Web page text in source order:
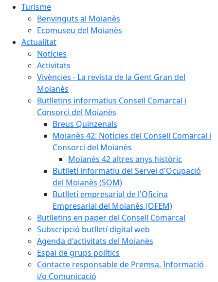
Turisme
Benvinguts al Moianès
Ecomuseu del Moianès
Actualitat
Notícies
Activitats
Vivències - La revista de la Gent Gran del
Moianès
Butlletins informatius Consell Comarcal i
Consorci del Moianès
Breus Quinzenals
Moianès 42: Notícies del Consell Comarcal i
Consorci del Moianès
Moianès 42 altres anys històric
Butlletí informatiu del Servei d'Ocupació
del Moianès (SOM)
Butlletí empresarial de l'Oficina
Empresarial del Moianès (OFEM)
Butlletins en paper del Consell Comarcal
Subscripció butlletí digital web
Agenda d'activitats del Moianès
Espai de grups polítics
Contacte responsable de Premsa, Informació
i/o Comunicació